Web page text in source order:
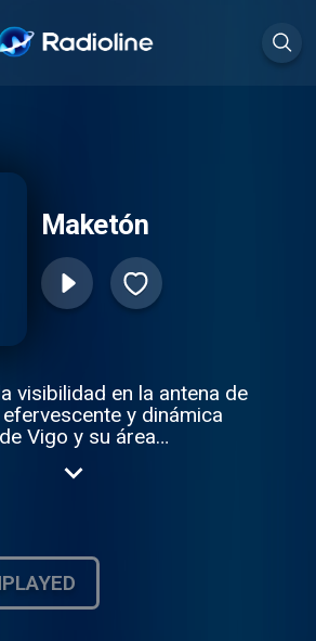
Maketón
visibilidad en la antena de
y dinámica
Vigo y su área